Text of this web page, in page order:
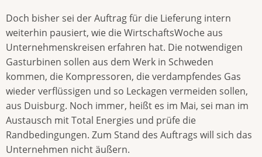
Doch bisher sei der Auftrag für die Lieferung intern
weiterhin pausiert, wie die WirtschaftsWoche aus
Unternehmenskreisen erfahren hat. Die notwendigen
Gasturbinen sollen aus dem Werk in Schweden
kommen, die Kompressoren, die verdampfendes Gas
wieder verflüssigen und so Leckagen vermeiden sollen,
aus Duisburg. Noch immer, heißt es im Mai, sei man im
Austausch mit Total Energies und prüfe die
Randbedingungen. Zum Stand des Auftrags will sich das
Unternehmen nicht äußern.